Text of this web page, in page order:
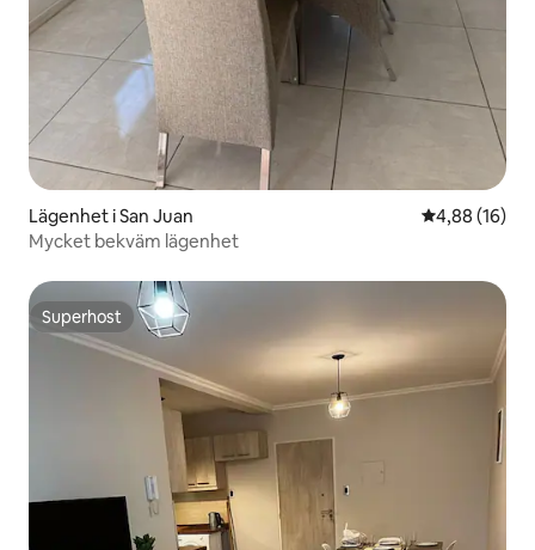
Lägenhet i San Juan 4,88 av 5 i
4,88 (16)
Mycket bekväm lägenhet
Superhost
Superhost